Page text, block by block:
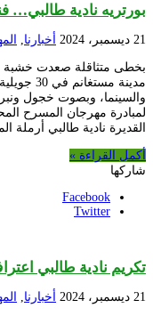
بورتريه نادية طالبي…
21 ديسمبر، 2024 أخبارنا
بخطى متثاقلة صعدت خشبة
والسينما، وبصوت خجول
القديرة نادية طالبي أرملة
أكمل القراءة »
شاركها
Facebook
Twitter
تكريم نادية طالبي
21 ديسمبر، 2024 أخبارنا